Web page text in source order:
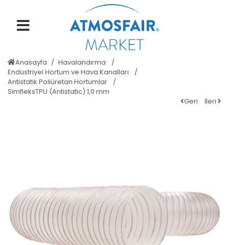
Anasayfa
Havalandırma
Endüstriyel Hortum ve Hava Kanalları
Antistatik Poliüretan Hortumlar
SimfleksTPU (Antistatic) 1,0 mm
Geri
İleri